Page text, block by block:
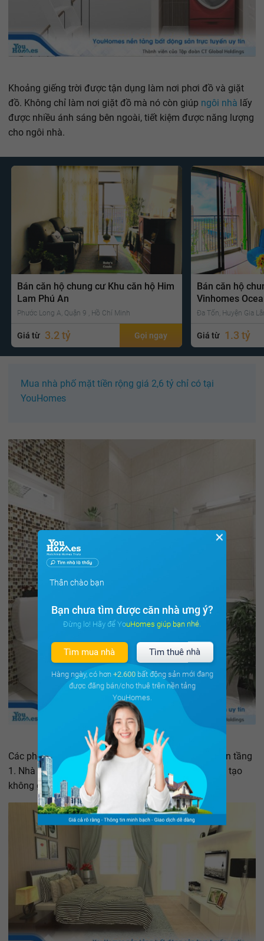
Khoảng giếng trời được tận dụng làm nơi phơi đồ và giặt
đồ. Không chỉ làm nơi giặt đồ mà nó còn giúp ngôi nhà lấy
được nhiều ánh sáng bên ngoài, tiết kiệm được năng lượng
cho ngôi nhà.
Bán căn hộ chung cư Khu căn hộ Him
Lam Phú An
Phước Long A, Quận 9 , Hồ Chí Minh
Giá từ 3.2 tỷ Gọi ngay
Bán căn hộ
Vinhomes
Đa Tốn, Huyện Gia
Giá từ 1.3 tỷ
Mua nhà phố mặt tiền rộng giá 2,6 tỷ chỉ có tại
YouHomes
Các phòng chức năng ở tầng 2 có diện tích tối ưu hơn tầng
1. Nhà vệ sinh thiết kế đẹp mắt dùng vách ngăn kính tạo
không gian mở và đảm bảo phòng luôn khô ráo.
✕
Thân chào bạn
Bạn chưa tìm được căn nhà ưng ý?
Đừng lo! Hãy để YouHomes giúp bạn nhé.
Tìm mua nhà Tìm thuê nhà
Hàng ngày, có hơn +2.600bất động sản mới đang
được đăng bán/cho thuê trên nền tảng
YouHomes.